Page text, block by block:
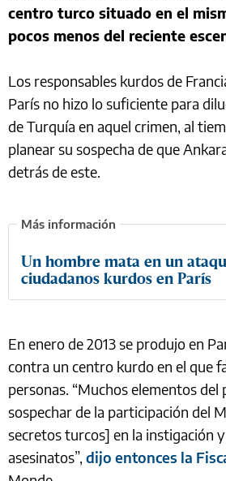
centro turco situado en el
pocos menos del reciente
Los responsables kurdos de
París no hizo lo suficiente para
de Turquía en aquel crimen, al
planear su sospecha de que
detrás de este.
Un hombre mata en un
ciudadanos kurdos en París
En enero de 2013 se produjo en
contra un centro kurdo en el que
personas. “Muchos elementos
sospechar de la participación del
secretos turcos] en la instigación
asesinatos”, dijo entonces la